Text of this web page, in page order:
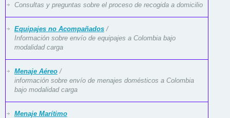
Consultas y preguntas sobre el proceso de recogida a domicilio
Equipajes no Acompañados /
Información sobre envío de equipajes a Colombia bajo
modalidad carga
Menaje Aéreo /
información sobre envío de menajes domésticos a Colombia
bajo modalidad carga
Menaje Marítimo